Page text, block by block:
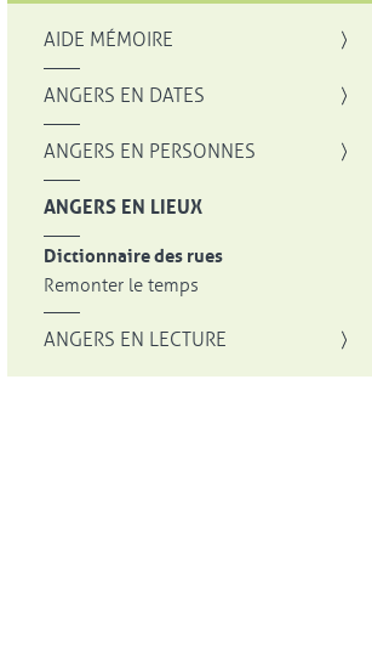
AIDE MÉMOIRE
ANGERS EN DATES
ANGERS EN PERSONNES
ANGERS EN LIEUX
Dictionnaire des rues
Remonter le temps
ANGERS EN LECTURE